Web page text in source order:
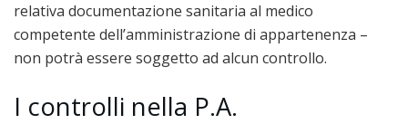
relativa documentazione sanitaria al medico
competente dell’amministrazione di appartenenza –
non potrà essere soggetto ad alcun controllo.
I controlli nella P.A.